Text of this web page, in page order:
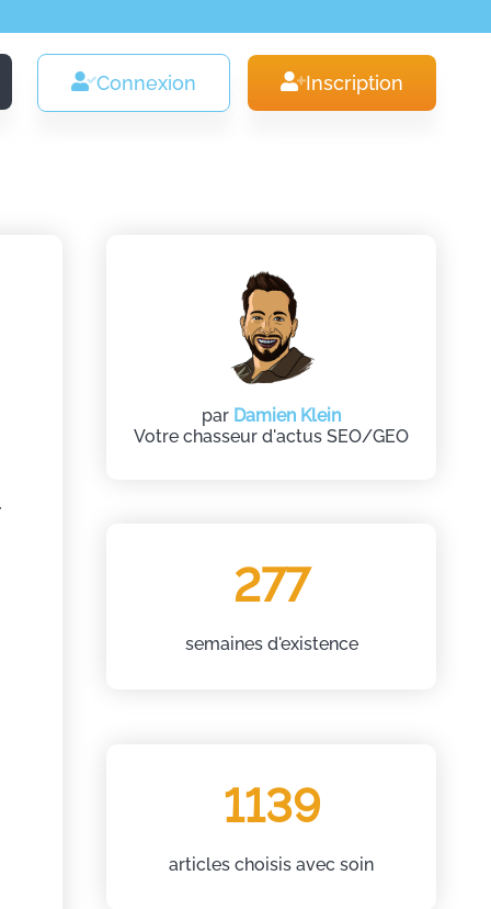
Connexion Inscription
par Damien Klein
Votre chasseur d'actus SEO/GEO
277
semaines d'existence
1139
articles choisis avec soin